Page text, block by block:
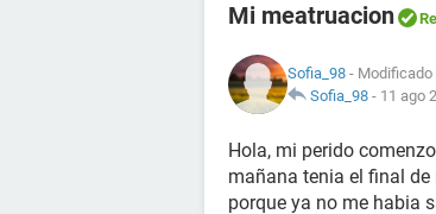
Mi meatruacion
Sofia_98 - Modificado
Sofia_98 - 11 ago
Hola, mi perido
mañana tenia el final
porque ya no me habia